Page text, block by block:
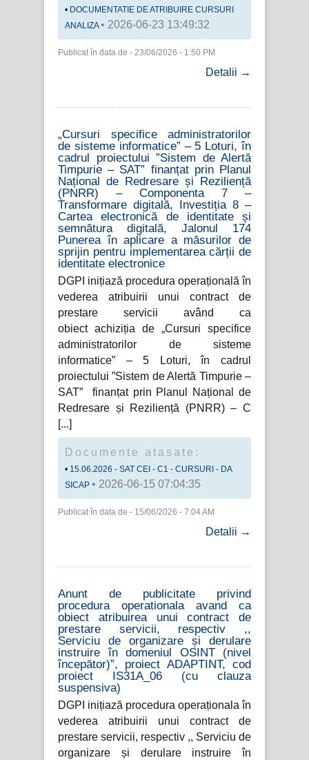
DOCUMENTATIE DE ATRIBUIRE CURSURI
ANALIZA • 2026-06-23 13:49:32
Publicat în data de - 23/06/2026 - 1:50 PM
Detalii →
„Cursuri specifice administratorilor
de sisteme informatice” – 5 Loturi, în
cadrul proiectului ”Sistem de Alertă
Timpurie – SAT” finanțat prin Planul
Național de Redresare și Reziliență
(PNRR) – Componenta 7 –
Transformare digitală, Investiția 8 –
Cartea electronică de identitate și
semnătura digitală, Jalonul 174
Punerea în aplicare a măsurilor de
sprijin pentru implementarea cărții de
identitate electronice
DGPI inițiază procedura operațională în
vederea atribuirii unui contract de
prestare servicii având ca
obiect achiziția de „Cursuri specifice
administratorilor de sisteme
informatice” – 5 Loturi, în cadrul
proiectului ”Sistem de Alertă Timpurie –
SAT” finanțat prin Planul Național de
Redresare și Reziliență (PNRR) – C
Documente atasate:
15.06.2026 - SAT CEI - C1 - CURSURI - DA
SICAP • 2026-06-15 07:04:35
Publicat în data de - 15/06/2026 - 7:04 AM
Detalii →
Anunt de publicitate privind
procedura operationala avand ca
obiect atribuirea unui contract de
prestare servicii, respectiv ,,
Serviciu de organizare și derulare
instruire în domeniul OSINT (nivel
începător)”, proiect ADAPTINT, cod
proiect IS31A_06 (cu clauza
suspensiva)
DGPI inițiază procedura operaționala în
vederea atribuirii unui contract de
prestare servicii, respectiv ,, Serviciu de
organizare și derulare instruire în